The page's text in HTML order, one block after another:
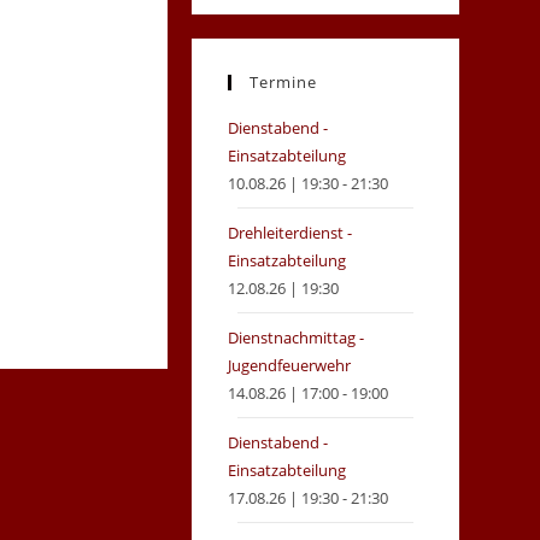
in
new
in
new
Termine
Dienstabend -
Einsatzabteilung
10.08.26 | 19:30 - 21:30
Drehleiterdienst -
Einsatzabteilung
12.08.26 | 19:30
Dienstnachmittag -
Jugendfeuerwehr
14.08.26 | 17:00 - 19:00
Dienstabend -
Einsatzabteilung
17.08.26 | 19:30 - 21:30